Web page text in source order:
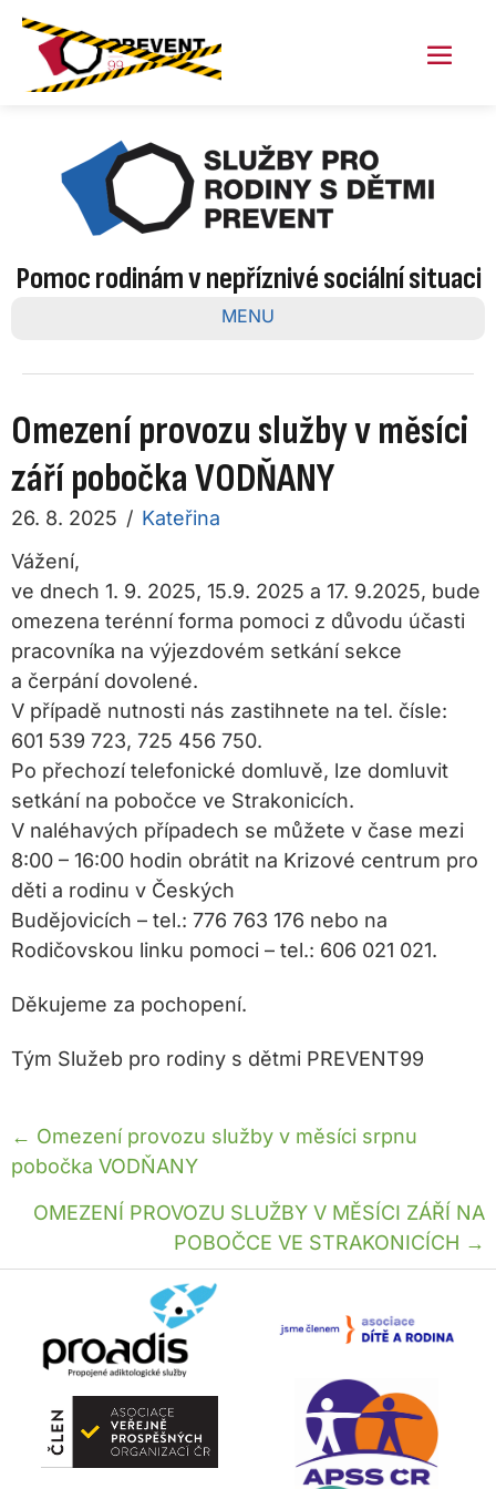
Skip
content
Pomoc rodinám v nepříznivé sociální situaci
MENU
Omezení provozu služby v měsíci
září pobočka VODŇANY
26. 8. 2025 / Kateřina
Vážení,
ve dnech 1. 9. 2025, 15.9. 2025 a 17. 9.2025, bude
omezena terénní forma pomoci z důvodu účasti
pracovníka na výjezdovém setkání sekce
a čerpání dovolené.
V případě nutnosti nás zastihnete na tel. čísle:
601 539 723, 725 456 750.
Po přechozí telefonické domluvě, lze domluvit
setkání na pobočce ve Strakonicích.
V naléhavých případech se můžete v čase mezi
8:00 – 16:00 hodin obrátit na Krizové centrum pro
děti a rodinu v Českých
Budějovicích – tel.: 776 763 176 nebo na
Rodičovskou linku pomoci – tel.: 606 021 021.
Děkujeme za pochopení.
Tým Služeb pro rodiny s dětmi PREVENT99
Posts
navigation
← Omezení provozu služby v měsíci srpnu
pobočka VODŇANY
OMEZENÍ PROVOZU SLUŽBY V MĚSÍCI ZÁŘÍ NA
POBOČCE VE STRAKONICÍCH →